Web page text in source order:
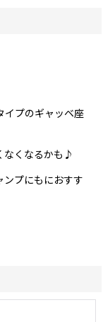
イプのギャッベ座
なくなるかも♪
ンプにもにおすす